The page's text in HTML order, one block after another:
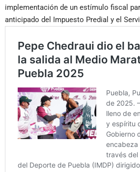
implementación de un estímulo fiscal
anticipado del Impuesto Predial y el